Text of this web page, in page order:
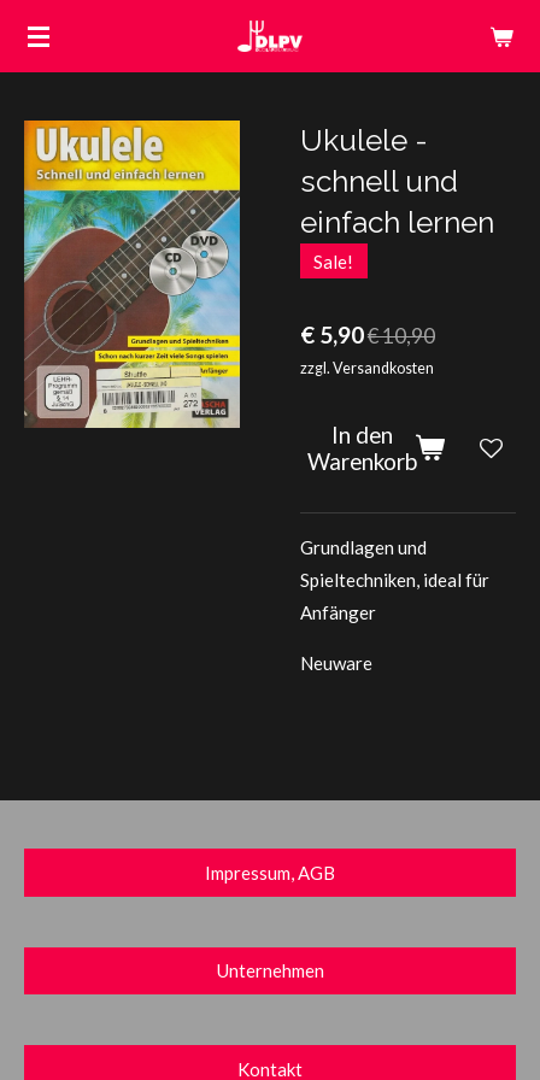
Zum
Ukulele -
schnell und
einfach lernen
Sale!
€ 5,90€ 10,90
zzgl. Versandkosten
In den
Warenkorb
Grundlagen und
Spieltechniken, ideal für
Anfänger
Neuware
Impressum, AGB
Unternehmen
Kontakt